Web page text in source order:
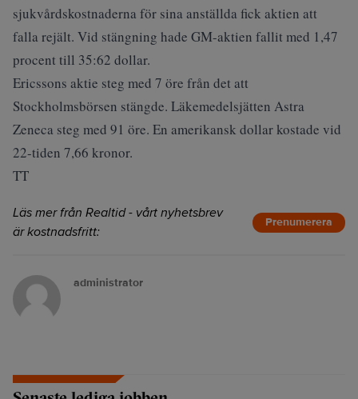
sjukvårdskostnaderna för sina anställda fick aktien att
falla rejält. Vid stängning hade GM-aktien fallit med 1,47
procent till 35:62 dollar.
Ericssons aktie steg med 7 öre från det att
Stockholmsbörsen stängde. Läkemedelsjätten Astra
Zeneca steg med 91 öre. En amerikansk dollar kostade vid
22-tiden 7,66 kronor.
TT
Läs mer från Realtid - vårt nyhetsbrev
är kostnadsfritt:
Prenumerera
administrator